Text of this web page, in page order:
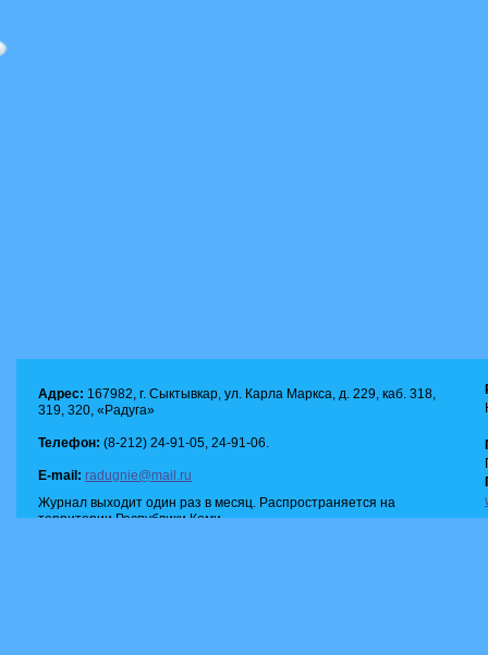
Адрес: 167982, г. Сыктывкар, ул. Карла Маркса, д. 229, каб. 318,
319, 320, «Радуга»
Телефон: (8-212) 24-91-05, 24-91-06.
E-mail: radugnie@mail.ru
Журнал выходит один раз в месяц. Распространяется на
территории Республики Коми.